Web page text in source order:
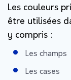
Les couleurs
être utilisées
y compris :
Les champs
Les cases